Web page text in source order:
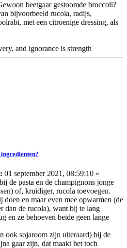
beetgaar gestoomde broccoli?
bijvoorbeeld rucola, radijs,
met een citroenige dressing, als
and ignorance is strength
01 september 2021, 08:59:10 »
de pasta en de champignons jonge
of, kruidiger, rucola toevoegen.
doen en maar even mee opwarmen (de
dan de rucola), want bij te lang
en ze behoeven beide geen lange
ook sojaroom zijn uiteraard) bij de
gaar zijn, dat maakt het toch